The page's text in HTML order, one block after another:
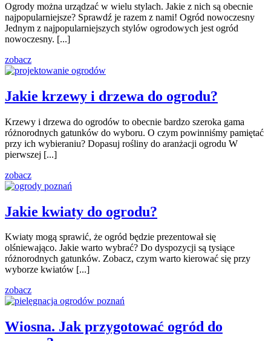
Ogrody można urządzać w wielu stylach. Jakie z nich są obecnie
najpopularniejsze? Sprawdź je razem z nami! Ogród nowoczesny
Jednym z najpopularniejszych stylów ogrodowych jest ogród
nowoczesny. [...]
zobacz
Jakie krzewy i drzewa do ogrodu?
Krzewy i drzewa do ogrodów to obecnie bardzo szeroka gama
różnorodnych gatunków do wyboru. O czym powinniśmy pamiętać
przy ich wybieraniu? Dopasuj rośliny do aranżacji ogrodu W
pierwszej [...]
zobacz
Jakie kwiaty do ogrodu?
Kwiaty mogą sprawić, że ogród będzie prezentował się
olśniewająco. Jakie warto wybrać? Do dyspozycji są tysiące
różnorodnych gatunków. Zobacz, czym warto kierować się przy
wyborze kwiatów [...]
zobacz
Wiosna. Jak przygotować ogród do